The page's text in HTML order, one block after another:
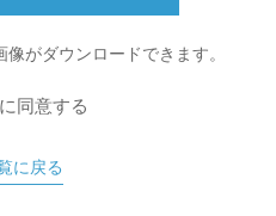
像がダウンロードできます。
同意する
に戻る